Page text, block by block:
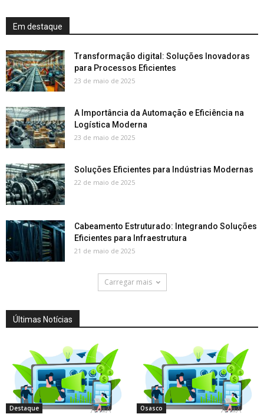
Em destaque
Transformação digital: Soluções Inovadoras
para Processos Eficientes
23 de maio de 2025
A Importância da Automação e Eficiência na
Logística Moderna
23 de maio de 2025
Soluções Eficientes para Indústrias Modernas
22 de maio de 2025
Cabeamento Estruturado: Integrando Soluções
Eficientes para Infraestrutura
21 de maio de 2025
Carregar mais
Últimas Notícias
Destaque Osasco